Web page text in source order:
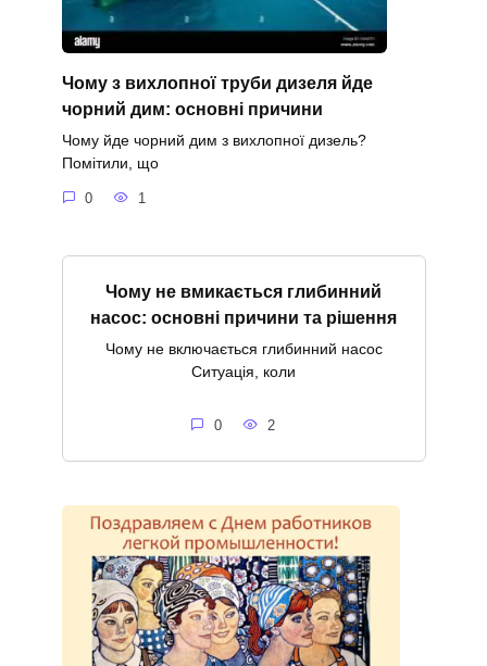
Чому з вихлопної труби дизеля йде
чорний дим: основні причини
Чому йде чорний дим з вихлопної дизель?
Помітили, що
0 1
Чому не вмикається глибинний
насос: основні причини та рішення
Чому не включається глибинний насос
Ситуація, коли
0 2